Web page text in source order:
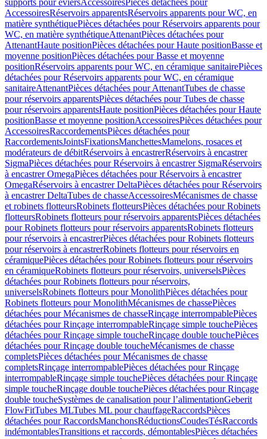
supports pour éviersAccessoiresPièces détachées pour
AccessoiresRéservoirs apparentsRéservoirs apparents pour WC, en
matière synthétiquePièces détachées pour Réservoirs apparents pour
WC, en matière synthétiqueAttenantPièces détachées pour
AttenantHaute positionPièces détachées pour Haute positionBasse et
moyenne positionPièces détachées pour Basse et moyenne
positionRéservoirs apparents pour WC, en céramique sanitairePièces
détachées pour Réservoirs apparents pour WC, en céramique
sanitaireAttenantPièces détachées pour AttenantTubes de chasse
pour réservoirs apparentsPièces détachées pour Tubes de chasse
pour réservoirs apparentsHaute positionPièces détachées pour Haute
positionBasse et moyenne positionAccessoiresPièces détachées pour
AccessoiresRaccordementsPièces détachées pour
RaccordementsJointsFixationsManchettesMamelons, rosaces et
modérateurs de débitRéservoirs à encastrerRéservoirs à encastrer
SigmaPièces détachées pour Réservoirs à encastrer SigmaRéservoirs
à encastrer OmegaPièces détachées pour Réservoirs à encastrer
OmegaRéservoirs à encastrer DeltaPièces détachées pour Réservoirs
à encastrer DeltaTubes de chasseAccessoiresMécanismes de chasse
et robinets flotteursRobinets flotteursPièces détachées pour Robinets
flotteursRobinets flotteurs pour réservoirs apparentsPièces détachées
pour Robinets flotteurs pour réservoirs apparentsRobinets flotteurs
pour réservoirs à encastrerPièces détachées pour Robinets flotteurs
pour réservoirs à encastrerRobinets flotteurs pour réservoirs en
céramiquePièces détachées pour Robinets flotteurs pour réservoirs
en céramiqueRobinets flotteurs pour réservoirs, universelsPièces
détachées pour Robinets flotteurs pour réservoirs,
universelsRobinets flotteurs pour MonolithPièces détachées pour
Robinets flotteurs pour MonolithMécanismes de chassePièces
détachées pour Mécanismes de chasseRinçage interrompablePièces
détachées pour Rinçage interrompableRinçage simple touchePièces
détachées pour Rinçage simple toucheRinçage double touchePièces
détachées pour Rinçage double toucheMécanismes de chasse
completsPièces détachées pour Mécanismes de chasse
completsRinçage interrompablePièces détachées pour Rinçage
interrompableRinçage simple touchePièces détachées pour Rinçage
simple toucheRinçage double touchePièces détachées pour Rinçage
double toucheSystèmes de canalisation pour l’alimentationGeberit
FlowFitTubes MLTubes ML pour chauffageRaccordsPièces
détachées pour RaccordsManchonsRéductionsCoudesTésRaccords
indémontablesTransitions et raccords, démontablesPièces détachées